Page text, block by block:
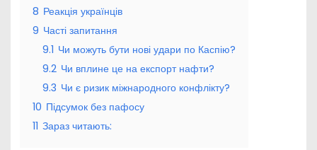
8 Реакція українців
9 Часті запитання
9.1 Чи можуть бути нові удари по Каспію?
9.2 Чи вплине це на експорт нафти?
9.3 Чи є ризик міжнародного конфлікту?
10 Підсумок без пафосу
11 Зараз читають: